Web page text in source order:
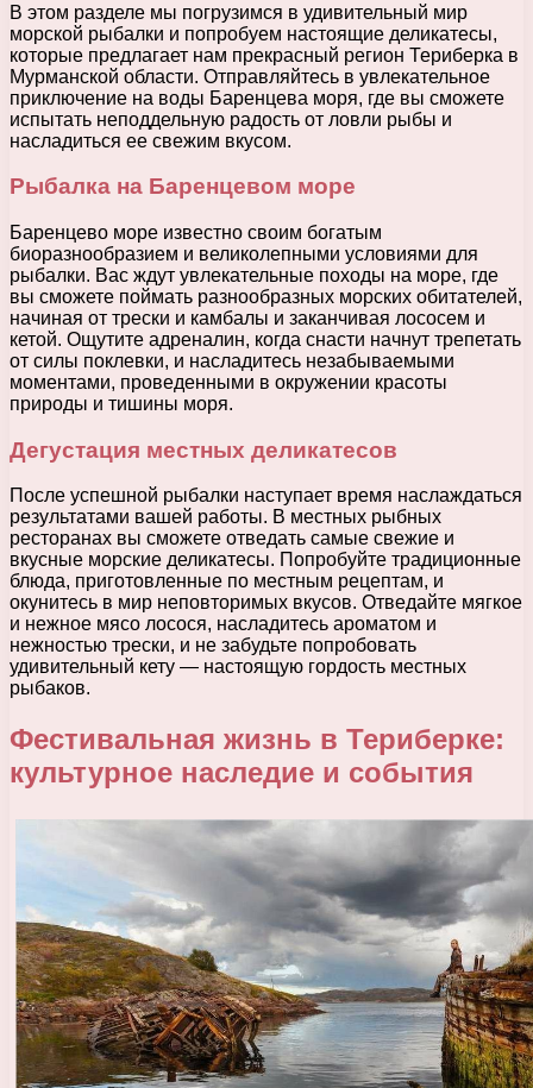
В этом разделе мы погрузимся в удивительный мир
морской рыбалки и попробуем настоящие деликатесы,
которые предлагает нам прекрасный регион Териберка в
Мурманской области. Отправляйтесь в увлекательное
приключение на воды Баренцева моря, где вы сможете
испытать неподдельную радость от ловли рыбы и
насладиться ее свежим вкусом.
Рыбалка на Баренцевом море
Баренцево море известно своим богатым
биоразнообразием и великолепными условиями для
рыбалки. Вас ждут увлекательные походы на море, где
вы сможете поймать разнообразных морских обитателей,
начиная от трески и камбалы и заканчивая лососем и
кетой. Ощутите адреналин, когда снасти начнут трепетать
от силы поклевки, и насладитесь незабываемыми
моментами, проведенными в окружении красоты
природы и тишины моря.
Дегустация местных деликатесов
После успешной рыбалки наступает время наслаждаться
результатами вашей работы. В местных рыбных
ресторанах вы сможете отведать самые свежие и
вкусные морские деликатесы. Попробуйте традиционные
блюда, приготовленные по местным рецептам, и
окунитесь в мир неповторимых вкусов. Отведайте мягкое
и нежное мясо лосося, насладитесь ароматом и
нежностью трески, и не забудьте попробовать
удивительный кету — настоящую гордость местных
рыбаков.
Фестивальная жизнь в Териберке:
культурное наследие и события